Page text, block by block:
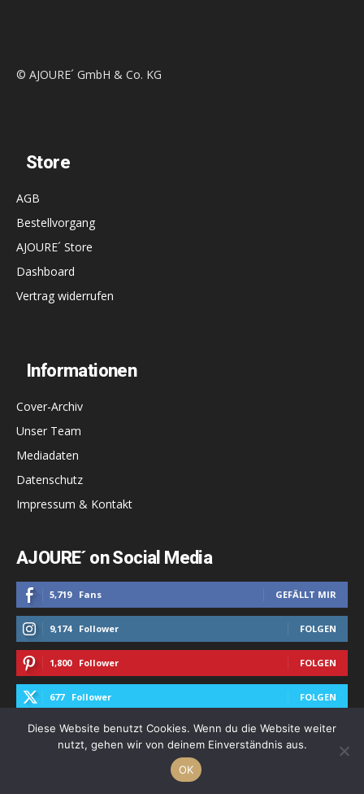
© AJOURE´ GmbH & Co. KG
Store
AGB
Bestellvorgang
AJOURE´ Store
Dashboard
Vertrag widerrufen
Informationen
Cover-Archiv
Unser Team
Mediadaten
Datenschutz
Impressum & Kontakt
AJOURE´ on Social Media
5,719 Fans GEFÄLLT MIR
9,174 Follower FOLGEN
1,800 Follower FOLGEN
677 Follower FOLGEN
Diese Website benutzt Cookies. Wenn du die Website weiter
nutzt, gehen wir von deinem Einverständnis aus.
OK